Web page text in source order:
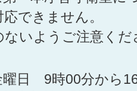
できません。
ないようご注意くだ
曜日 9時00分から